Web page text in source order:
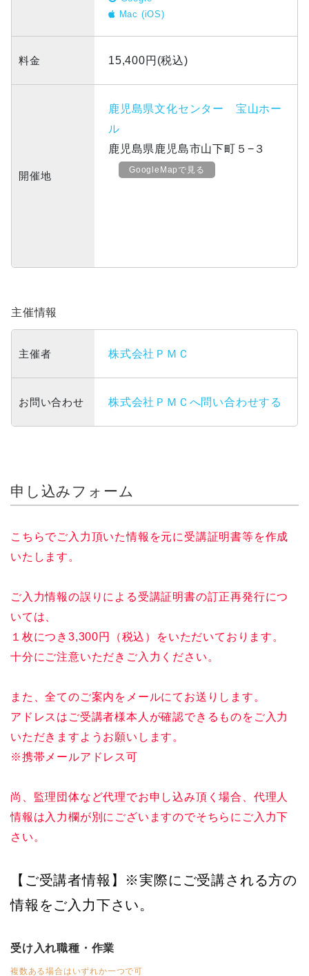
Mac (iOS)
料金 15,400円(税込)
開催地
鹿児島県文化センター 宝山ホー
ル
鹿児島県鹿児島市山下町５−３
GoogleMapで見る
主催情報
主催者 株式会社ＰＭＣ
お問い合わせ 株式会社ＰＭＣへ問い合わせする
申し込みフォーム
こちらでご入力頂いた情報を元に受講証明書等を作成
いたします。
ご入力情報の誤りによる受講証明書の訂正再発行につ
いては、
１枚につき3,300円（税込）をいただいております。
十分にご注意いただきご入力ください。
また、全てのご案内をメールにてお送りします。
アドレスはご受講者様本人が確認できるものをご入力
いただきますようお願いします。
※携帯メールアドレス可
尚、監理団体など代理でお申し込み頂く場合、代理人
情報は入力欄が別にございますのでそちらにご入力下
さい。
【ご受講者情報】※実際にご受講される方の
情報をご入力下さい。
受け入れ職種・作業
複数ある場合はいずれか一つで可